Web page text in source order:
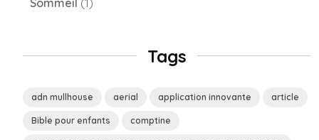
Tags
adn mullhouse aerial application innovante article
Bible pour enfants comptine